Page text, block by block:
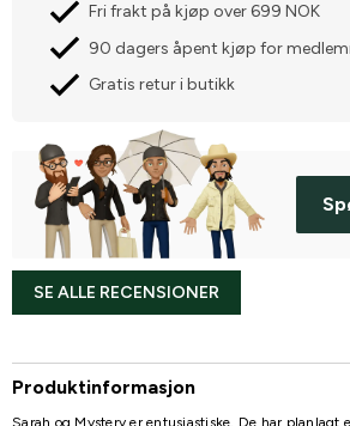
Fri frakt på kjøp over 699 NOK
90 dagers åpent kjøp for
Gratis retur i butikk
SE ALLE RECENSIONER
Produktinformasjon
Sarah og Mystery er entusiastiske. De har planlagt